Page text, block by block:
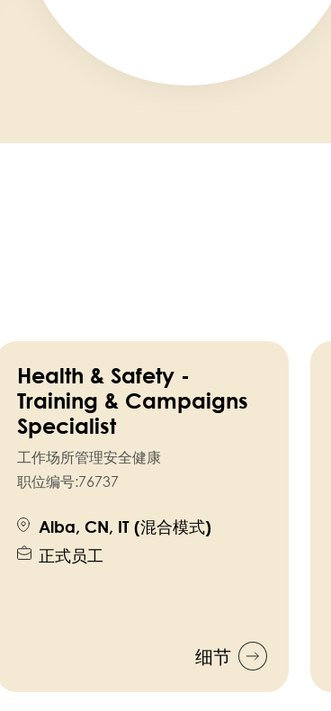
Health & Safety -
Training & Campaigns
Specialist
工作场所管理安全健康
职位编号:76737
Alba, CN, IT (混合模式)
正式员工
细节